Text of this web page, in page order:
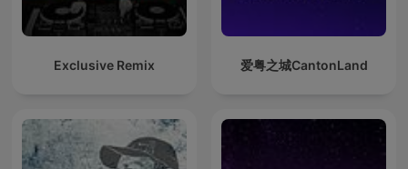
Exclusive Remix 爱粤之城CantonLand